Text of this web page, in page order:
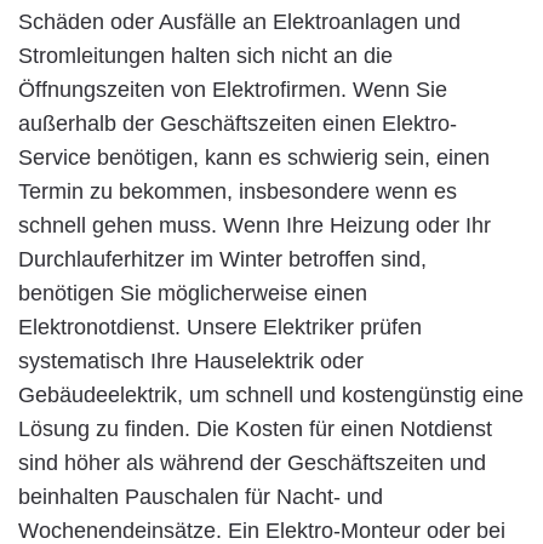
Schäden oder Ausfälle an Elektroanlagen und
Stromleitungen halten sich nicht an die
Öffnungszeiten von Elektrofirmen. Wenn Sie
außerhalb der Geschäftszeiten einen Elektro-
Service benötigen, kann es schwierig sein, einen
Termin zu bekommen, insbesondere wenn es
schnell gehen muss. Wenn Ihre Heizung oder Ihr
Durchlauferhitzer im Winter betroffen sind,
benötigen Sie möglicherweise einen
Elektronotdienst. Unsere Elektriker prüfen
systematisch Ihre Hauselektrik oder
Gebäudeelektrik, um schnell und kostengünstig eine
Lösung zu finden. Die Kosten für einen Notdienst
sind höher als während der Geschäftszeiten und
beinhalten Pauschalen für Nacht- und
Wochenendeinsätze. Ein Elektro-Monteur oder bei